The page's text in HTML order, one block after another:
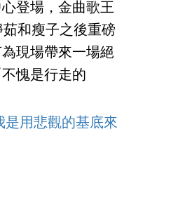
登場，金曲歌王
和瘦子之後重磅
現場帶來一場絕
愧是行走的
是用悲觀的基底來